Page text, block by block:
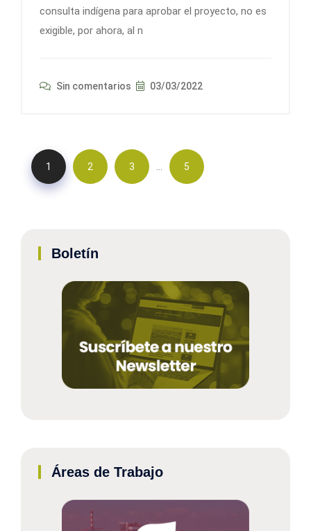
consulta indígena para aprobar el proyecto, no es
exigible, por ahora, al n
Sin comentarios 03/03/2022
1 2 3 … 5
Boletín
Áreas de Trabajo